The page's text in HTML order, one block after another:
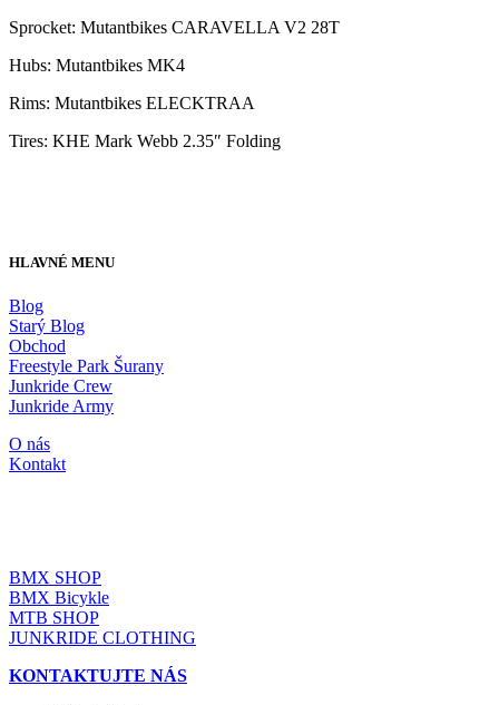
Sprocket: Mutantbikes CARAVELLA V2 28T
Hubs: Mutantbikes MK4
Rims: Mutantbikes ELECKTRAA
Tires: KHE Mark Webb 2.35″ Folding
HLAVNÉ MENU
Blog
Starý Blog
Obchod
Freestyle Park Šurany
Junkride Crew
Junkride Army
O nás
Kontakt
BMX SHOP
BMX Bicykle
MTB SHOP
JUNKRIDE CLOTHING
KONTAKTUJTE NÁS